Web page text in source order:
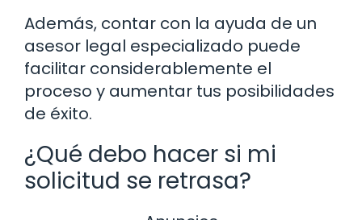
Además, contar con la ayuda de un
asesor legal especializado puede
facilitar considerablemente el
proceso y aumentar tus posibilidades
de éxito.
¿Qué debo hacer si mi
solicitud se retrasa?